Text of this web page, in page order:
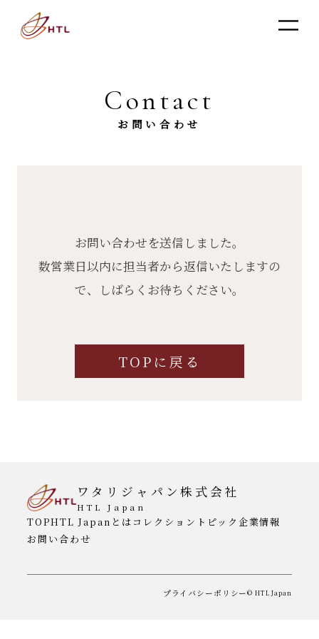
Contact
お問い合わせ
お問い合わせを送信しました。
数営業日以内に担当者から返信いたしますの
で、しばらくお待ちください。
TOPに戻る
ワタリジャパン株式会社
HTL Japan
TOPHTL Japanとは コレクション トピック 企業情報
お問い合わせ
プライバシーポリシー© HTL Japan